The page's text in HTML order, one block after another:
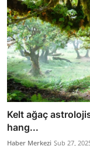
Kelt ağaç
hang...
Haber Merkezi Şub 27,